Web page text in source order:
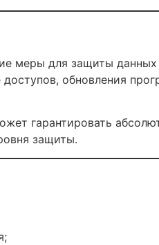
меры для защиты
обновления
гарантировать
защиты.